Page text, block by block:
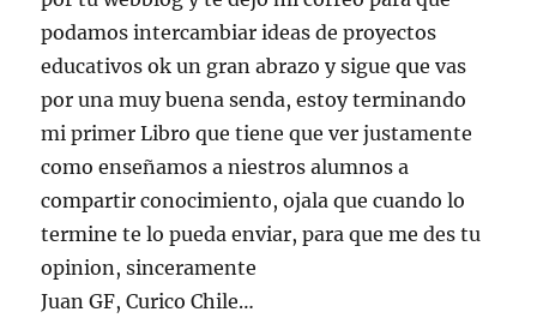
podamos intercambiar ideas de proyectos
educativos ok un gran abrazo y sigue que vas
por una muy buena senda, estoy terminando
mi primer Libro que tiene que ver justamente
como enseñamos a niestros alumnos a
compartir conocimiento, ojala que cuando lo
termine te lo pueda enviar, para que me des tu
opinion, sinceramente
Juan GF, Curico Chile…